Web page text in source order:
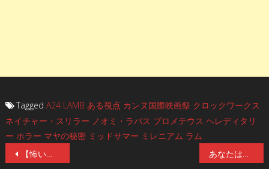
Tagged A24 LAMB ある視点 カンヌ国際映画祭 クロックワークス
ネイチャー・スリラー ノオミ・ラパス プロメテウス ヘレディタリ
ー ホラー マヤの秘密 ミッドサマー ミレニアム ラム
投
【怖いよ】本予告編&ポスタービジュアル解禁！『哭声／コクソン』のナ・ホンジンが原案・プロデュースする呪詛ホラー『女神の継承』7/29(金)公開！ あなたはいくつ見つけられる？往年の名作ホラー映画をオマージュした場面写真が解禁！A24が贈る最新ホラー『X エックス』7／8（金）公開！